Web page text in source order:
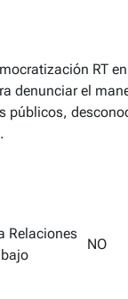
RT
denunciar el
públicos,
Relaciones
NO